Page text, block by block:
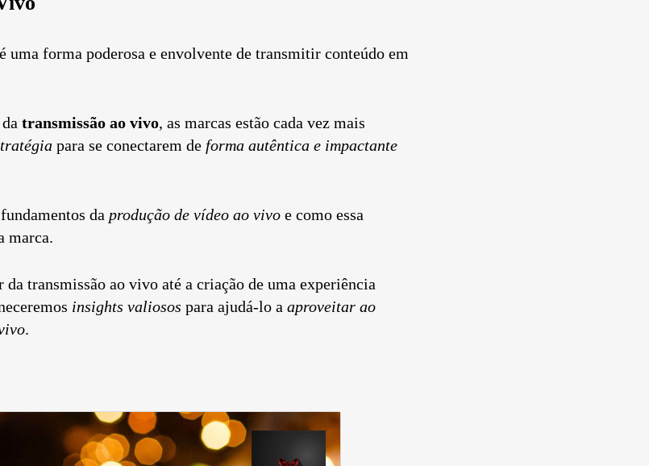
é uma forma poderosa e envolvente de transmitir conteúdo em
transmissão ao vivo, as marcas estão cada vez mais
para se conectarem de forma autêntica e impactante
da produção de vídeo ao vivo e como essa
marca.
da transmissão ao vivo até a criação de uma experiência
insights valiosos para ajudá-lo a aproveitar ao
.